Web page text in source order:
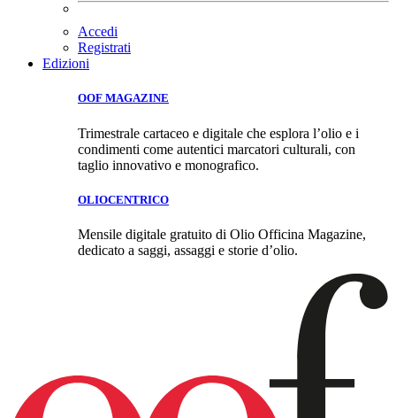
Accedi
Registrati
Edizioni
OOF MAGAZINE
Trimestrale cartaceo e digitale che esplora l’olio e i
condimenti come autentici marcatori culturali, con
taglio innovativo e monografico.
OLIOCENTRICO
Mensile digitale gratuito di Olio Officina Magazine,
dedicato a saggi, assaggi e storie d’olio.